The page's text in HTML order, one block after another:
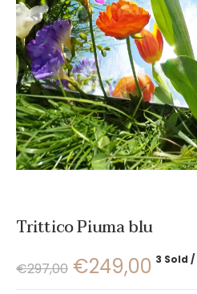
Trittico Piuma blu
3 Sold
€297,00 €249,00